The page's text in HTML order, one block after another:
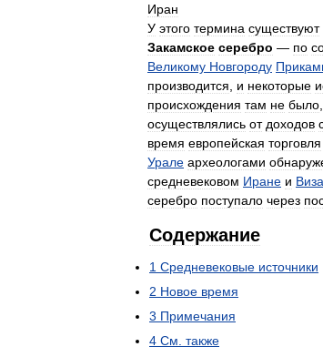
Иран
У этого термина существуют
Закамское серебро — по
Великому Новгороду
производится
и некоторые
происхождения там не было
осуществлялись от доходов
время европейская торговля
Урале археологами
средневековом Иране и
серебро поступало через
Содержание
1 Средневековые источники
2 Новое время
3 Примечания
4 См также